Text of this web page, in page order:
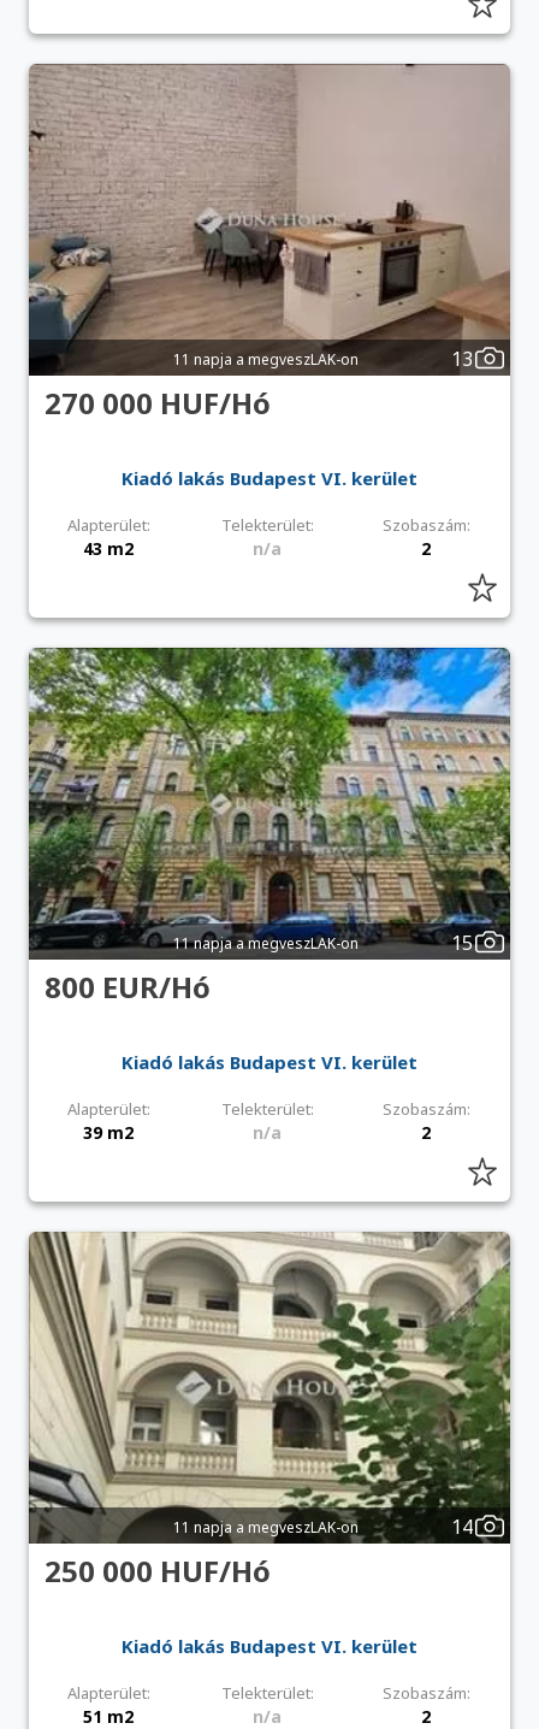
11 napja a megveszLAK-on 13
270 000 HUF/Hó
Kiadó lakás Budapest VI. kerület
Alapterület: Telekterület: Szobaszám:
43 m2 n/a 2
11 napja a megveszLAK-on 15
800 EUR/Hó
Kiadó lakás Budapest VI. kerület
Alapterület: Telekterület: Szobaszám:
39 m2 n/a 2
11 napja a megveszLAK-on 14
250 000 HUF/Hó
Kiadó lakás Budapest VI. kerület
Alapterület: Telekterület: Szobaszám:
51 m2 n/a 2